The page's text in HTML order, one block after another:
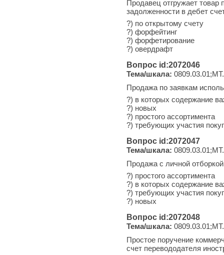
Продавец отгружает товар
задолженности в дебет
?) по открытому счету
?) форфейтинг
?) форфетирование
?) овердрафт
Вопрос id:2072046
Тема/шкала:
Продажа по заявкам
?) в которых содержание
?) новых
?) простого ассортимента
?) требующих участия
Вопрос id:2072047
Тема/шкала:
Продажа с личной
?) простого ассортимента
?) в которых содержание
?) требующих участия
?) новых
Вопрос id:2072048
Тема/шкала:
Простое поручение
счет перевододателя